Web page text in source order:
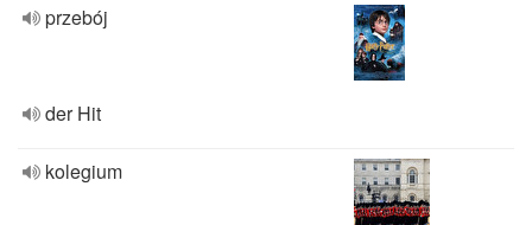
przebój
der Hit
kolegium